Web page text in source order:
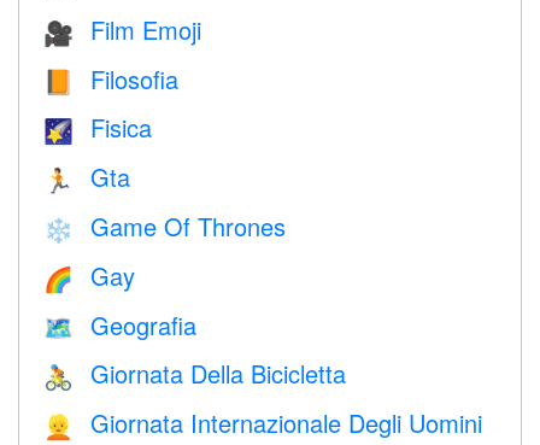
🎥 Film Emoji
Filosofia
🌠 Fisica
🏃 Gta
❄️ Game Of Thrones
🌈 Gay
🗺 Geografia
🚴 Giornata Della Bicicletta
👱 Giornata Internazionale Degli Uomini